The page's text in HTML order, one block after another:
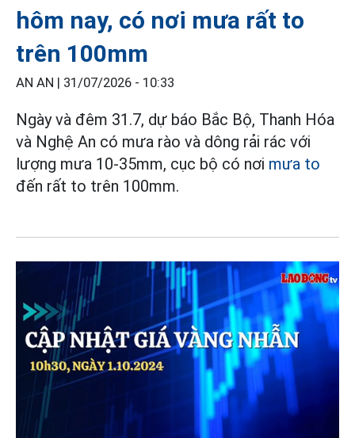
hôm nay, có nơi mưa rất to
trên 100mm
AN AN | 31/07/2026 - 10:33
Ngày và đêm 31.7, dự báo Bắc Bộ, Thanh Hóa
và Nghệ An có mưa rào và dông rải rác với
lượng mưa 10-35mm, cục bộ có nơi mưa to
đến rất to trên 100mm.